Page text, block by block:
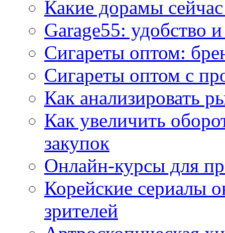
Какие дорамы
Garage55: удобство
Сигареты оптом:
Сигареты оптом с
Как анализировать
Как увеличить
закупок
Онлайн-курсы для
Корейские сериалы
зрителей